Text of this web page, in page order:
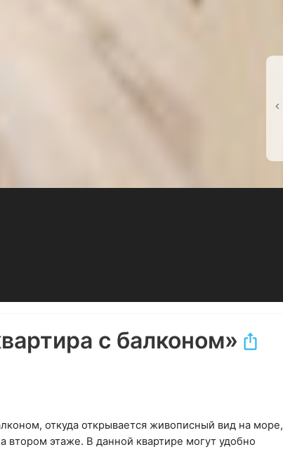
с балконом»
откуда открывается живописный вид на море,
этаже. В данной квартире могут удобно